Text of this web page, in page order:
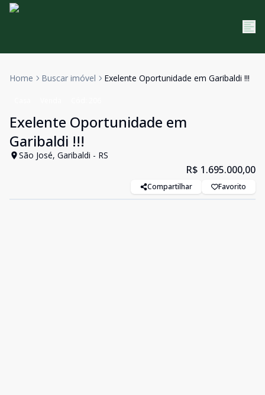
Home Buscar imóvel Exelente Oportunidade em Garibaldi !!!
Exelente Oportunidade em
Garibaldi !!!
São José, Garibaldi - RS
R$ 1.695.000,00
Compartilhar Favorito